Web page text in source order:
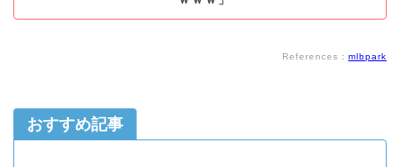
References： mlbpark
おすすめ記事